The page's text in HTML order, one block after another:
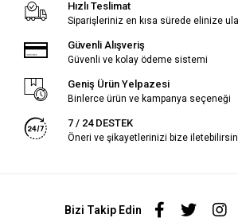
Hızlı Teslimat
Siparişleriniz en kısa sürede elinize
Güvenli Alışveriş
Güvenli ve kolay ödeme sistemi
Geniş Ürün Yelpazesi
Binlerce ürün ve kampanya seçeneği
7 / 24 DESTEK
Öneri ve şikayetlerinizi bize
Bizi Takip Edin